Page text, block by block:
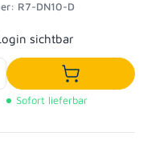
R7-DN10-D
sichtbar
In den
Sofort lieferbar